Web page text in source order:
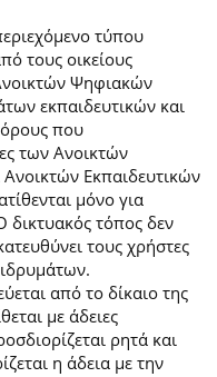
τύπου
τους οικείους
Ψηφιακών
εκπαιδευτικών και
που
των Ανοικτών
Εκπαιδευτικών
μόνο για
τόπος δεν
τους χρήστες
από το δίκαιο της
με άδειες
ρητά και
η άδεια με την